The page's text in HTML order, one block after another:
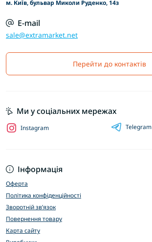
м. Київ, бульвар Миколи Руденко, 14з
E-mail
sale@extramarket.net
Перейти до контактів
Інформація
Оферта
Політика конфіденційності
Зворотній зв’язок
Повернення товару
Карта сайту
Ми у соціальних мережах
Instagram Telegram